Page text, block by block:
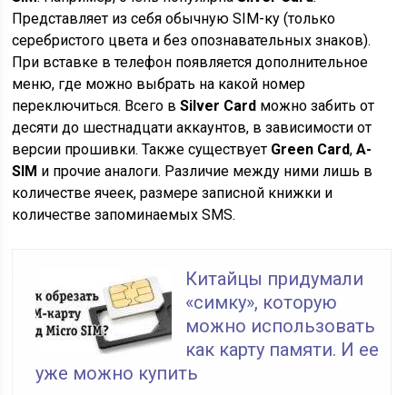
Представляет из себя обычную SIM-ку (только
серебристого цвета и без опознавательных знаков).
При вставке в телефон появляется дополнительное
меню, где можно выбрать на какой номер
переключиться. Всего вSilver Card можно забить от
десяти до шестнадцати аккаунтов, в зависимости от
версии прошивки. Также существует Green Card,A-
SIM и прочие аналоги. Различие между ними лишь в
количестве ячеек, размере записной книжки и
количестве запоминаемых SMS.
Китайцы придумали
«симку», которую
можно использовать
как карту памяти. И ее
уже можно купить